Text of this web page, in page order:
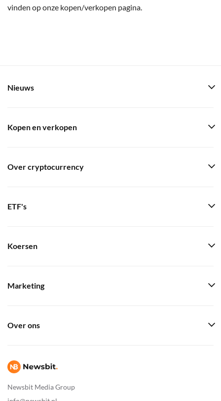
vinden op onze kopen/verkopen pagina.
Newsbit Media Group
Nieuws
Kopen en verkopen
Over cryptocurrency
ETF's
Koersen
Marketing
Over ons